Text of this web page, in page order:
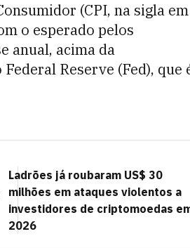
(CPI, na sigla em
o esperado pelos
anual, acima da
Reserve (Fed), que
Ladrões já roubaram US$ 30
milhões em ataques violentos a
investidores de criptomoedas
2026